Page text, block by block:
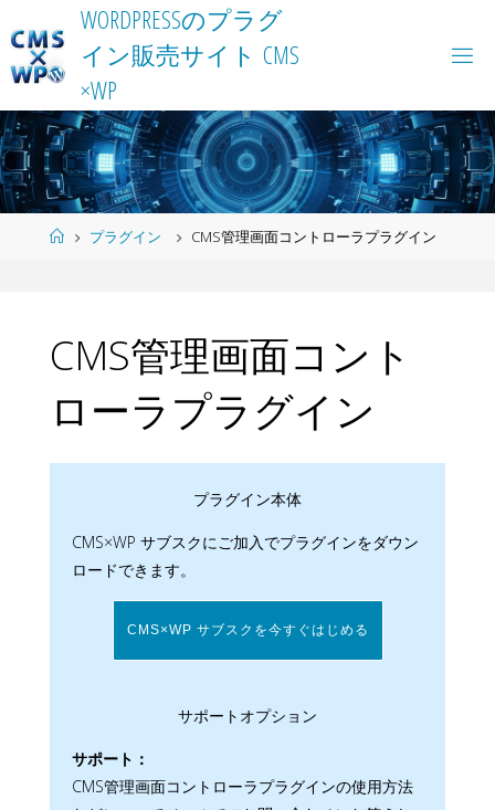
to
content
WORDPRESSのプラ グ
イ ン販売サイ ト CMS
×WP
Homeプラグイン CMS管理画面コントローラプラグイン
CMS管理画面コント
ローラプラグイン
プラグイン本体
CMS×WP サブスクにご加入でプラグインをダウン
ロードできます。
CMS×WP サブスクを今すぐはじめる
サポートオプション
サポート：
CMS管理画面コントローラプラグインの使用方法